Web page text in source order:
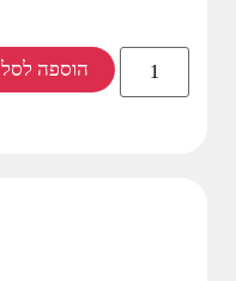
הוספה לסל